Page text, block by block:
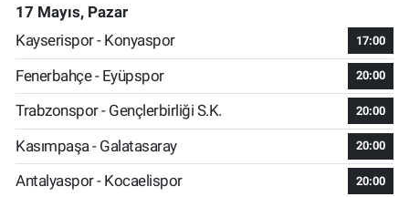
17 Mayıs, Pazar
Kayserispor - Konyaspor
17:00
Fenerbahçe - Eyüpspor 20:00
Trabzonspor - Gençlerbirliği S.K. 20:00
Kasımpaşa - Galatasaray 20:00
Antalyaspor - Kocaelispor 20:00